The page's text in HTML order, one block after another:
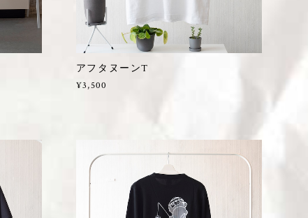
アフタヌーンT
¥3,500